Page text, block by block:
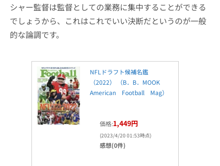
シャー監督は監督としての業務に集中することができる
でしょうから、これはこれでいい決断だというのが一般
的な論調です。
NFLドラフト候補名鑑
（2022） （B．B．MOOK
American Football Mag）
価格:1,449円
(2023/4/20 01:53時点)
感想(0件)